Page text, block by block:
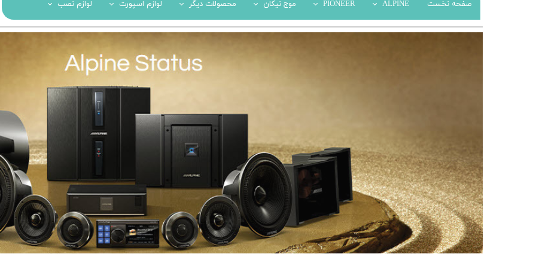
صفحه نخست ALPINE
چنجر ALPINE
ساب ووفر ALPINE
کامپوننت ALPINE
اسپیکر ALPINE
PIONEER موج نیکان محصولات دیگر لوازم اسپورت لوازم نصب